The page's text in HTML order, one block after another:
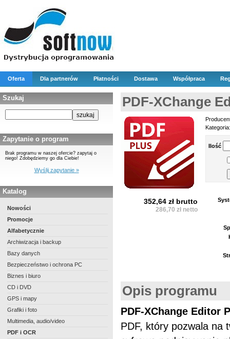
Oferta Dla partnerów Płatności Dostawa Współpraca
Szukaj
Zapytanie o program
Brak programu w naszej ofercie? zapytaj o
niego! Zdobędziemy go dla Ciebie!
Wyślij zapytanie »
Katalog
Nowości
Promocje
Alfabetycznie
Archiwizacja i backup
Bazy danych
Bezpieczeństwo i ochrona PC
Biznes i biuro
CD i DVD
GPS i mapy
Grafiki i foto
Multimedia, audio/video
PDF i OCR
PDF-XChange
Ilość
352,64 zł brutto
286,70 zł netto
Opis programu
PDF-XChange Editor
PDF, który pozwala na